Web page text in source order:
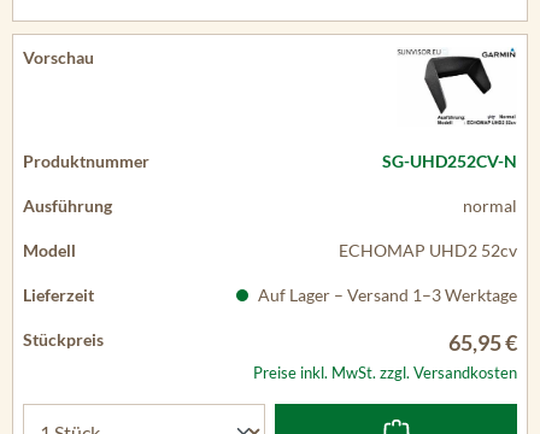
SG-UHD252CV-N
normal
ECHOMAP UHD2 52cv
Auf Lager – Versand 1–3 Werktage
65,95 €
Preise inkl. MwSt. zzgl. Versandkosten